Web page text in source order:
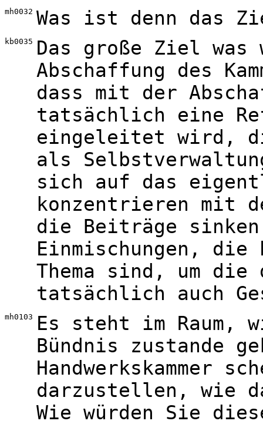
mh0032 Was ist denn das
kb0035 Das große Ziel
Abschaffung des
dass mit der
tatsächlich eine
eingeleitet wird,
als
sich auf das
konzentrieren mit
die Beiträge sinken
Einmischungen, die
Thema sind, um
tatsächlich auch
mh0103
Es steht im Raum,
Bündnis zustande
Handwerkskammer
darzustellen, wie
Wie würden Sie